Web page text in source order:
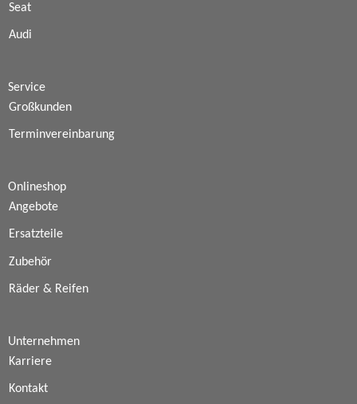
Seat
Audi
Service
Großkunden
Terminvereinbarung
Onlineshop
Angebote
Ersatzteile
Zubehör
Räder & Reifen
Unternehmen
Karriere
Kontakt